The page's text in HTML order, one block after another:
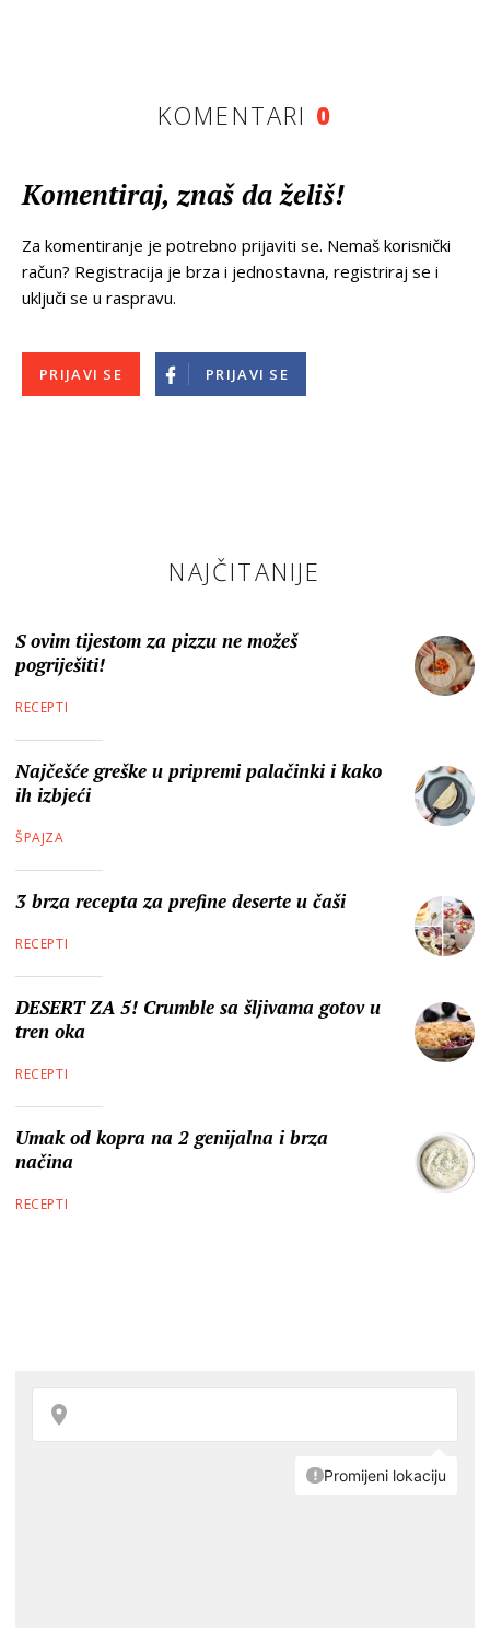
KOMENTARI 0
Komentiraj, znaš da želiš!
Za komentiranje je potrebno prijaviti se. Nemaš korisnički
račun? Registracija je brza i jednostavna, registriraj se i
uključi se u raspravu.
PRIJAVI SE PRIJAVI SE
NAJČITANIJE
S ovim tijestom za pizzu ne možeš
pogriješiti!
RECEPTI
Najčešće greške u pripremi palačinki i kako
ih izbjeći
ŠPAJZA
3 brza recepta za prefine deserte u čaši
RECEPTI
DESERT ZA 5! Crumble sa šljivama gotov u
tren oka
RECEPTI
Umak od kopra na 2 genijalna i brza
načina
RECEPTI